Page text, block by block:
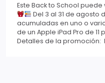
Este Back to School
Del 3 al 31 de agosto
acumuladas en uno o
de un Apple iPad Pro de 11
Detalles de la promoción: